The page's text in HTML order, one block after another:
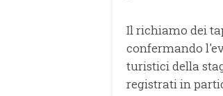
Il richiamo dei
confermando
turistici della
registrati in